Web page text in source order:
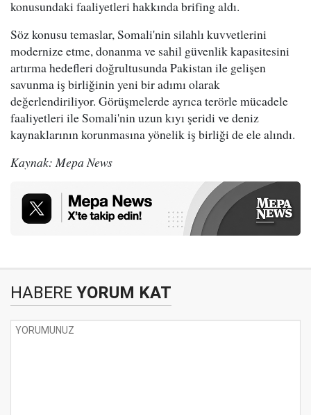
konusundaki faaliyetleri hakkında brifing aldı.
Söz konusu temaslar, Somali'nin silahlı kuvvetlerini
modernize etme, donanma ve sahil güvenlik kapasitesini
artırma hedefleri doğrultusunda Pakistan ile gelişen
savunma iş birliğinin yeni bir adımı olarak
değerlendiriliyor. Görüşmelerde ayrıca terörle mücadele
faaliyetleri ile Somali'nin uzun kıyı şeridi ve deniz
kaynaklarının korunmasına yönelik iş birliği de ele alındı.
Kaynak: Mepa News
HABERE YORUM KAT